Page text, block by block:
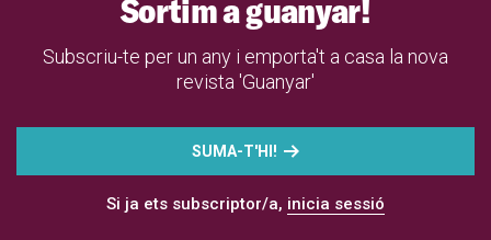
Sortim a guanyar!
Subscriu-te per un any i emporta't a casa la nova
revista 'Guanyar'
SUMA-T'HI!
Si ja ets subscriptor/a, inicia sessió